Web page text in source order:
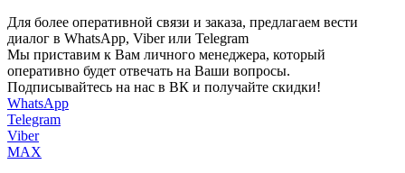
Для более оперативной связи и заказа, предлагаем вести
диалог в WhatsApp, Viber или Telegram
Мы приставим к Вам личного менеджера, который
оперативно будет отвечать на Ваши вопросы.
Подписывайтесь на нас в ВК и получайте скидки!
WhatsApp
Telegram
Viber
MAX